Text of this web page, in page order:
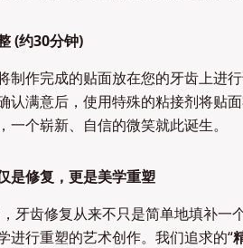
(约30分钟)
制作完成的贴面放在您的牙齿上进
认满意后，使用特殊的粘接剂将贴
个崭新、自信的微笑就此诞生。
是修复，更是美学重塑
牙齿修复从来不只是简单地填补一
进行重塑的艺术创作。我们追求的“